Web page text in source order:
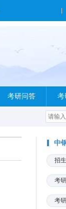
考研问答 考
中
招
考
考